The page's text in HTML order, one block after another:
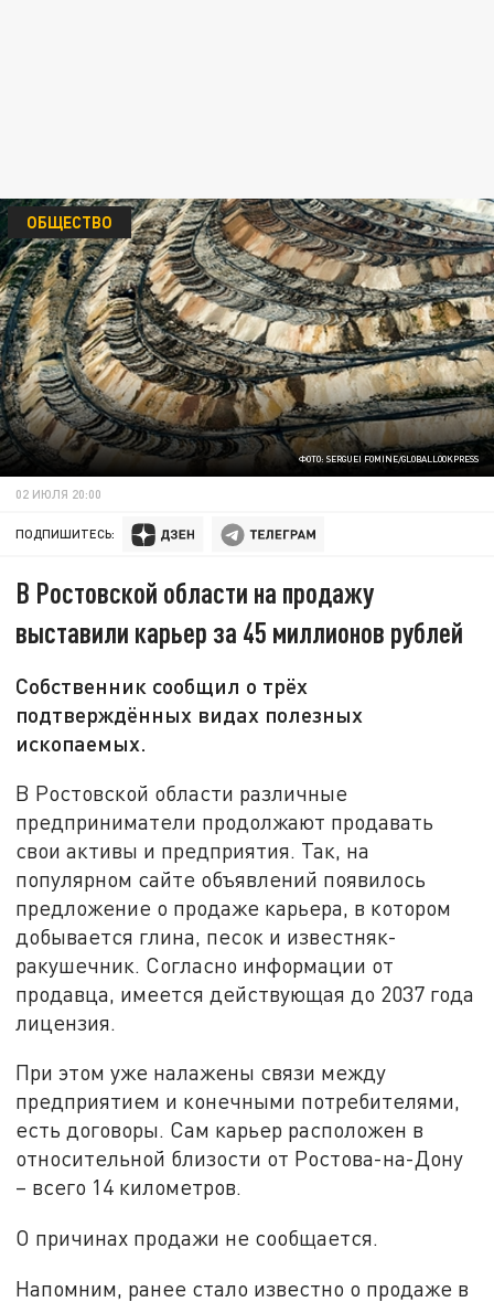
ФОТО: SERGUEI FOMINE/GLOBALLOOKPRESS
ОБЩЕСТВО
02 ИЮЛЯ 20:00
ПОДПИШИТЕСЬ:
В Ростовской области на продажу
выставили карьер за 45 миллионов рублей
Собственник сообщил о трёх
подтверждённых видах полезных
ископаемых.
В Ростовской области различные
предприниматели продолжают продавать
свои активы и предприятия. Так, на
популярном сайте объявлений появилось
предложение о продаже карьера, в котором
добывается глина, песок и известняк-
ракушечник. Согласно информации от
продавца, имеется действующая до 2037 года
лицензия.
При этом уже налажены связи между
предприятием и конечными потребителями,
есть договоры. Сам карьер расположен в
относительной близости от Ростова-на-Дону
– всего 14 километров.
О причинах продажи не сообщается.
Напомним, ранее стало известно о продаже в